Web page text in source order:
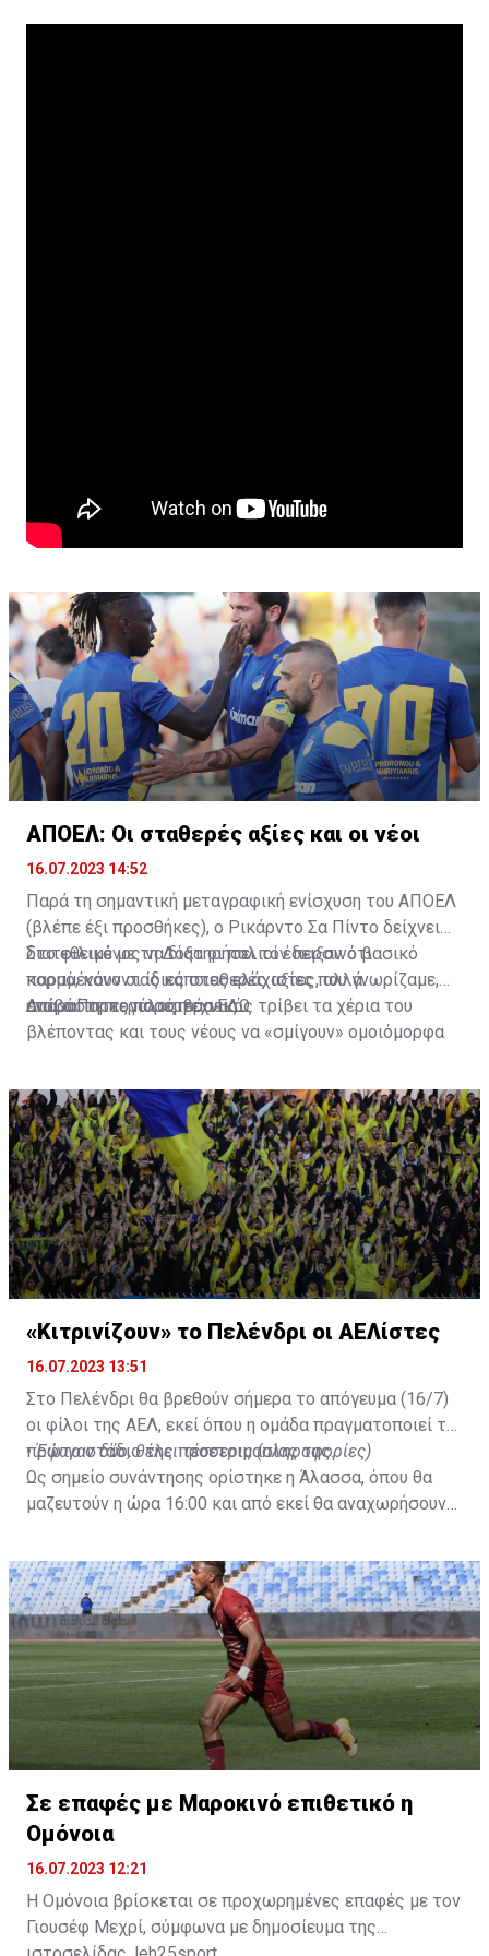
ΑΠΟΕΛ: Οι σταθερές αξίες και οι νέοι
16.07.2023 14:52
Παρά τη σημαντική μεταγραφική ενίσχυση του ΑΠΟΕΛ
(βλέπε έξι προσθήκες), ο Ρικάρντο Σα Πίντο δείχνει
διατεθειμένος να διατηρήσει τον περσινό βασικό
κορμό, κάνοντας κάποιες ελάχιστες, αλλά
απαραίτητες παρεμβάσεις.
Στο φιλικό με τη Δόξα οι παλιοί έδειξαν ότι
παραμένουν οι ίδιες σταθερές αξίες που γνωρίζαμε,
ενώ ο Πορτογάλος τεχνικός τρίβει τα χέρια του
βλέποντας και τους νέους να «σμίγουν» ομοιόμορφα
Διαβάστε περισσότεραΕΔΩ.
«Κιτρινίζουν» το Πελένδρι οι ΑΕΛίστες
16.07.2023 13:51
Στο Πελένδρι θα βρεθούν σήμερα το απόγευμα (16/7)
οι φίλοι της ΑΕΛ, εκεί όπου η ομάδα πραγματοποιεί το
πρώτο στάδιο της προετοιμασίας της.
•Έφυγαν δύο, θέλει τέσσερις (πληροφορίες)
Ως σημείο συνάντησης ορίστηκε η Άλασσα, όπου θα
μαζευτούν η ώρα 16:00 και από εκεί θα αναχωρήσουν
δώοσυν το παρών τους στην απογευματινή προπόνηση
της ομάδας.
Σε επαφές με Μαροκινό επιθετικό η
Ομόνοια
16.07.2023 12:21
Η Ομόνοια βρίσκεται σε προχωρημένες επαφές με τον
Γιουσέφ Μεχρί, σύμφωνα με δημοσίευμα της